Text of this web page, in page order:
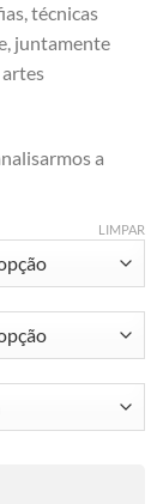
técnicas
juntamente
a
LIMPAR